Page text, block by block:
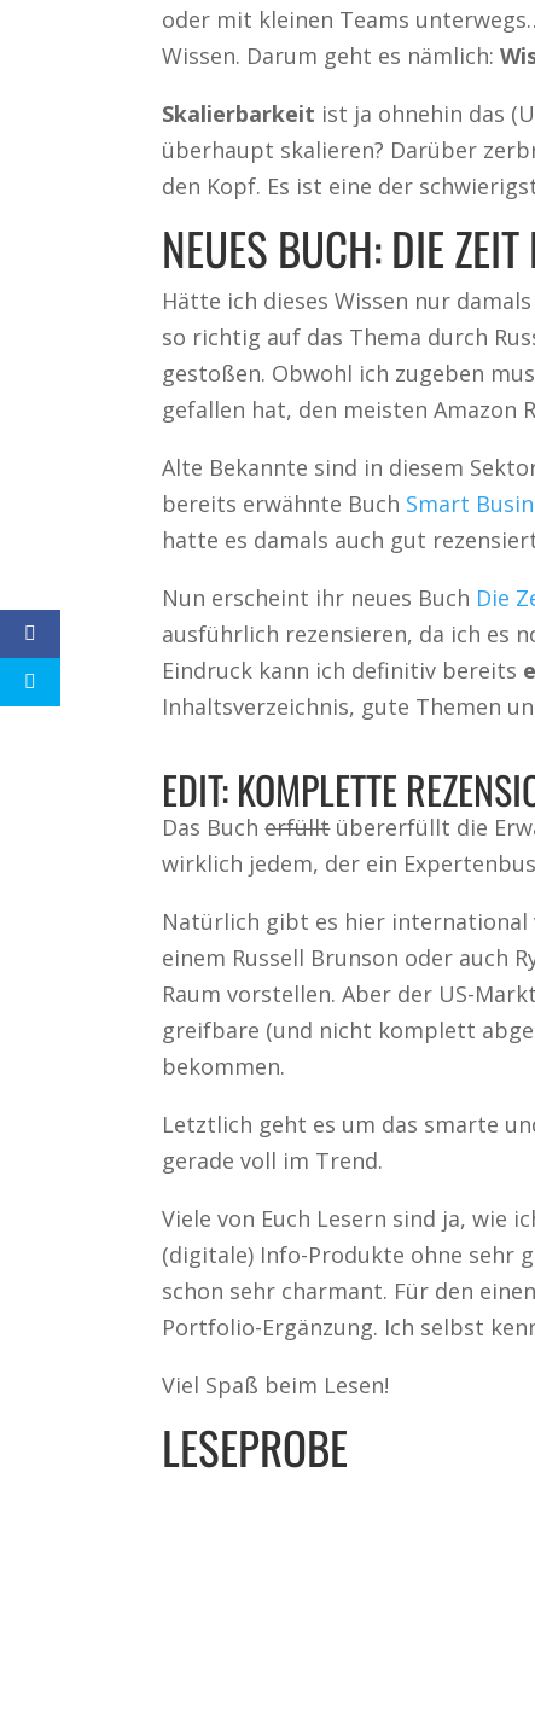
oder mit kleinen Teams
Wissen. Darum geht es nämlich:
Skalierbarkeit ist ja ohnehin das
überhaupt skalieren? Darüber
den Kopf. Es ist eine der
NEUES BUCH: DIE
Hätte ich dieses Wissen nur
so richtig auf das Thema durch
gestoßen. Obwohl ich zugeben
gefallen hat, den meisten Amazon
Alte Bekannte sind in diesem
bereits erwähnte Buch Smart
hatte es damals auch gut
Nun erscheint ihr neues Buch Die
ausführlich rezensieren, da ich es
Eindruck kann ich definitiv bereits
Inhaltsverzeichnis, gute Themen
EDIT: KOMPLETTE
Das Bucherfülltübererfüllt die
wirklich jedem, der ein
Natürlich gibt es hier international
einem Russell Brunson oder auch
Raum vorstellen. Aber der US-
greifbare (und nicht komplett
bekommen.
Letztlich geht es um das smarte
gerade voll im Trend.
Viele von Euch Lesern sind ja, wie
(digitale) Info-Produkte ohne sehr
schon sehr charmant. Für den
Portfolio-Ergänzung. Ich selbst
Viel Spaß beim Lesen!
LESEPROBE